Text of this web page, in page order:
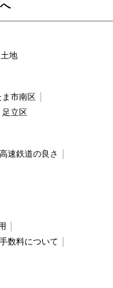
土地
ま市南区
足立区
速鉄道の良さ
数料について